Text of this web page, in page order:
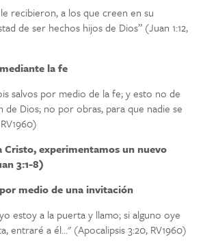
recibieron, a los que creen en su
de ser hechos hijos de Dios” (Juan 1:12,
la fe
salvos por medio de la fe; y esto no de
de Dios; no por obras, para que nadie se
Cristo, experimentamos un nuevo
3:1-8)
medio de una invitación
estoy a la puerta y llamo; si alguno oye
entraré a él..." (Apocalipsis 3:20, RV1960)